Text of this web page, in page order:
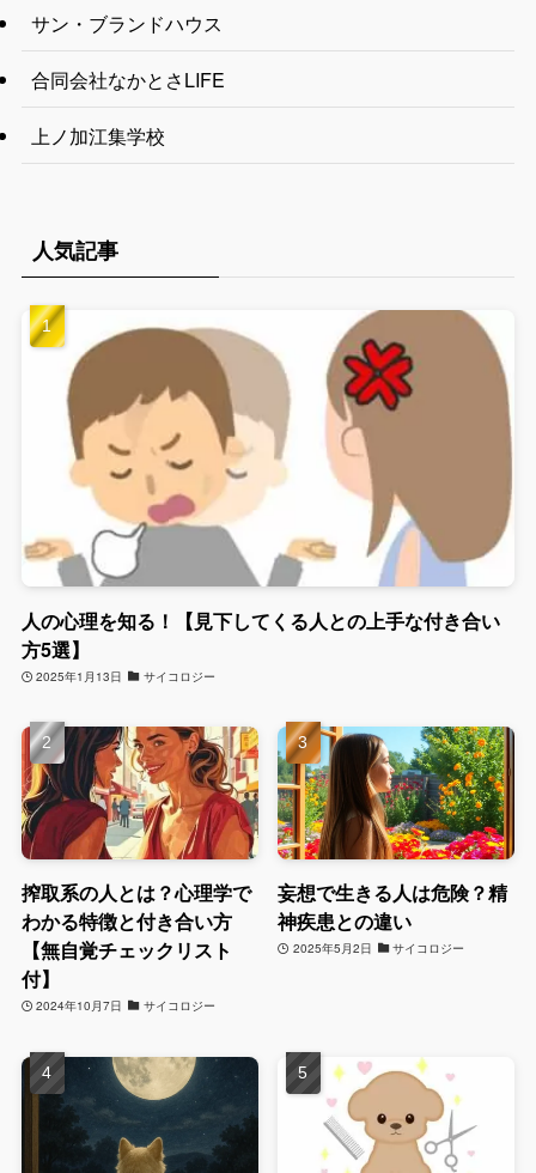
サン・ブランドハウス
合同会社なかとさLIFE
上ノ加江集学校
人気記事
人の心理を知る！【見下してくる人との上手な付き合い
方5選】
2025年1月13日 サイコロジー
搾取系の人とは？心理学で
わかる特徴と付き合い方
【無自覚チェックリスト
付】
2024年10月7日 サイコロジー
妄想で生きる人は危険？精
神疾患との違い
2025年5月2日 サイコロジー